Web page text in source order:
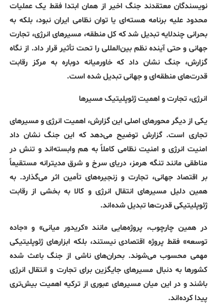
نویسندگان معتقدند جنگ اخیر از همان ابتدا فقط یک عملیات
محدود علیه برنامه هسته‌ای یا توان نظامی ایران نبود، بلکه به
بحرانی چندلایه تبدیل شد که کل منطقه، مسیرهای انرژی، تجارت
جهانی و حتی آینده نظم بین‌المللی را تحت تأثیر قرار داد. از نگاه
گزارش، جنگ نشان داد که خاورمیانه دوباره به مرکز رقابت
قدرت‌های منطقه‌ای و جهانی تبدیل شده است.
انرژی، تجارتو اهمیتژئوپلیتیکمسیرها
یکی از دیگر محورهای اصلی این گزارش، اهمیت انرژی و مسیرهای
تجاری است.گزارش توضیح می‌دهد که این جنگ نشان داد
امنیت انرژی و امنیت نظامی کاملاً به هم وابسته‌اند و تنش در
مناطقی مانند تنگه هرمز، دریای سرخ و شرق مدیترانه مستقیماً
بر اقتصاد جهانی، تجارت و زنجیره‌های تأمین اثر می‌گذارد. به
همین دلیل مسیرهای انتقال انرژی و کالا به بخشی از رقابت
ژئوپلیتیکی قدرت‌ها تبدیل شده‌اند.
در همین چارچوب، پروژه‌هایی مانند «کریدور میانی»و «جاده
توسعه» فقط پروژه اقتصادی نیستند، بلکه ابزارهای ژئوپلیتیکی
مهمی محسوب می‌شوند. بحران‌های ناشی از جنگ باعث شده
کشورها به دنبال مسیرهای جایگزین برای تجارت و انتقال انرژی
باشند و در این میان مسیرهای عبوری از ترکیه اهمیت بیش‌تری
پیدا کرده‌اند.